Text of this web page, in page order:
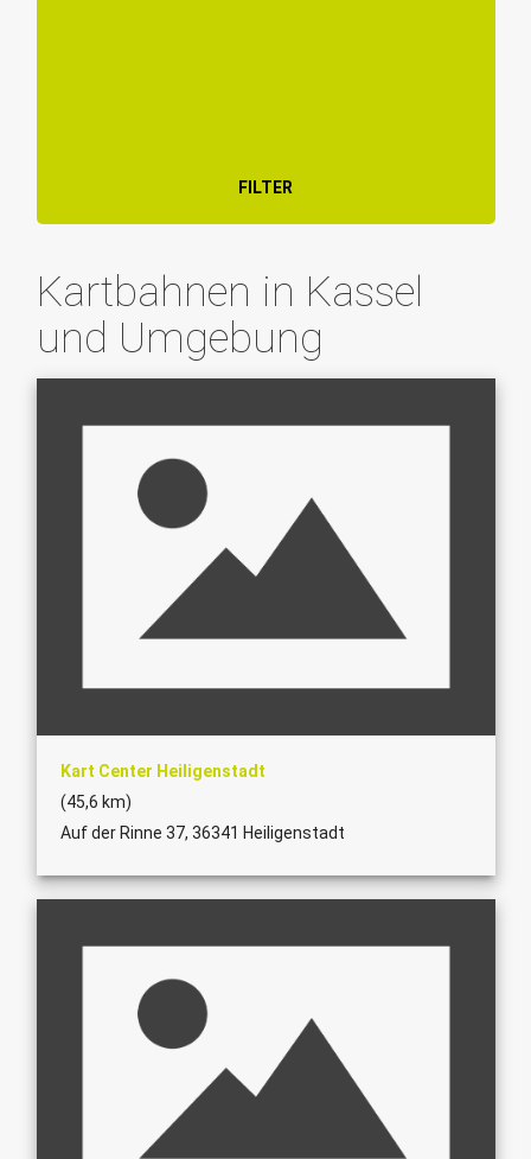
FILTER
Kartbahnen in Kassel
und Umgebung
Kart Center Heiligenstadt
(45,6 km)
Auf der Rinne 37, 36341 Heiligenstadt